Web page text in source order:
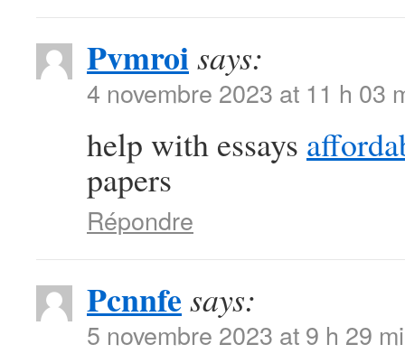
Pvmroisays:
4 novembre 2023 at 11 h 03
help with essays
papers
Répondre
Pcnnfe says:
5 novembre 2023 at 9 h 29